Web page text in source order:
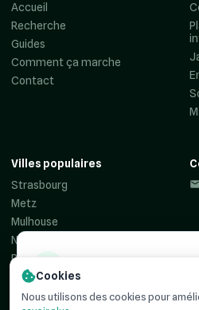
Besoin d'un
Recevez jusqu'à 3 devis
Accueil
Recherche
Guides
Comment ça marche
Contact
Villes populaires
Strasbourg
Metz
Mulhouse
Nancy
Reims
Colmar
Haguenau
Cookies
Nous utilisons des cookies pour